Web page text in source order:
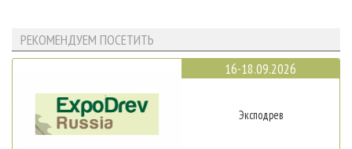
РЕКОМЕНДУЕМ ПОСЕТИТЬ
16-18.09.2026
Эксподрев